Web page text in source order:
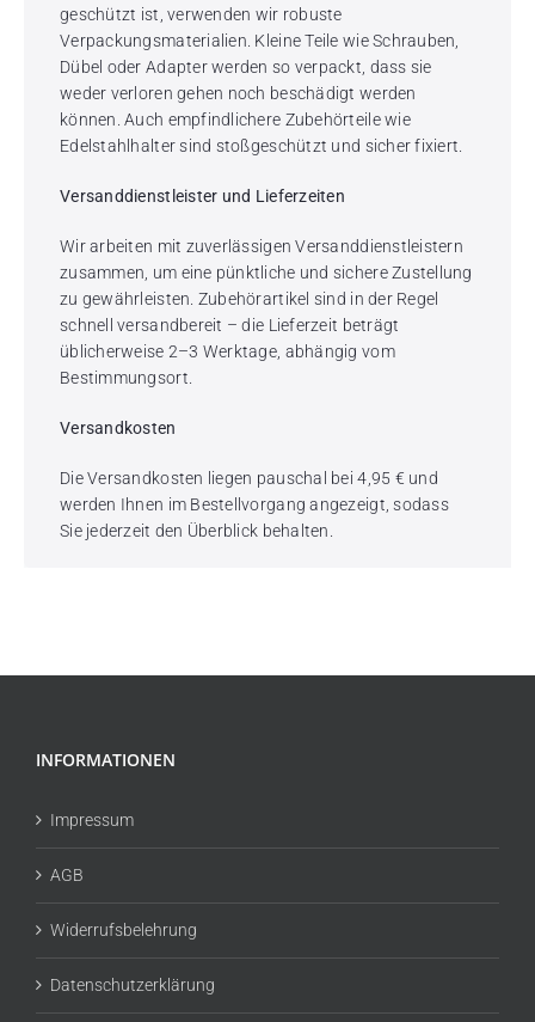
geschützt ist, verwenden wir robuste
Verpackungsmaterialien. Kleine Teile wie Schrauben,
Dübel oder Adapter werden so verpackt, dass sie
weder verloren gehen noch beschädigt werden
können. Auch empfindlichere Zubehörteile wie
Edelstahlhalter sind stoßgeschützt und sicher fixiert.
Versanddienstleister und Lieferzeiten
Wir arbeiten mit zuverlässigen Versanddienstleistern
zusammen, um eine pünktliche und sichere Zustellung
zu gewährleisten. Zubehörartikel sind in der Regel
schnell versandbereit – die Lieferzeit beträgt
üblicherweise 2–3 Werktage, abhängig vom
Bestimmungsort.
Versandkosten
Die Versandkosten liegen pauschal bei 4,95 € und
werden Ihnen im Bestellvorgang angezeigt, sodass
Sie jederzeit den Überblick behalten.
INFORMATIONEN
Impressum
AGB
Widerrufsbelehrung
Datenschutzerklärung